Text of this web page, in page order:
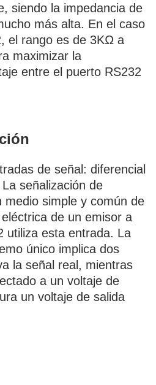
siendo la impedancia de
más alta. En el caso
el rango es de 3KΩ a
maximizar la
entre el puerto RS232
de señal: diferencial
señalización de
medio simple y común de
de un emisor a
utiliza esta entrada. La
único implica dos
la señal real, mientras
a un voltaje de
un voltaje de salida